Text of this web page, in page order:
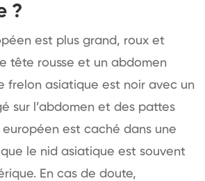
?
est plus grand, roux et
tête rousse et un abdomen
frelon asiatique est noir avec un
sur l’abdomen et des pattes
européen est caché dans une
le nid asiatique est souvent
En cas de doute,